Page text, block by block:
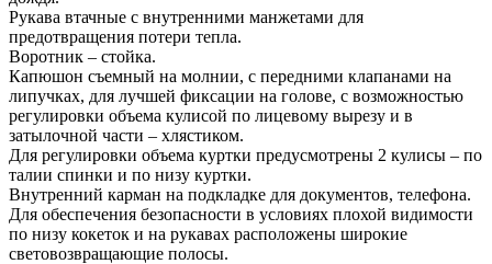
Рукава втачные с внутренними манжетами для
предотвращения потери тепла.
Воротник – стойка.
Капюшон съемный на молнии, с передними клапанами на
липучках, для лучшей фиксации на голове, с возможностью
регулировки объема кулисой по лицевому вырезу и в
затылочной части – хлястиком.
Для регулировки объема куртки предусмотрены 2 кулисы – по
талии спинки и по низу куртки.
Внутренний карман на подкладке для документов, телефона.
Для обеспечения безопасности в условиях плохой видимости
по низу кокеток и на рукавах расположены широкие
световозвращающие полосы.